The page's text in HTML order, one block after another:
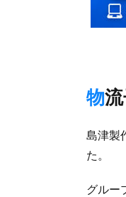
島津製
た。
グルー